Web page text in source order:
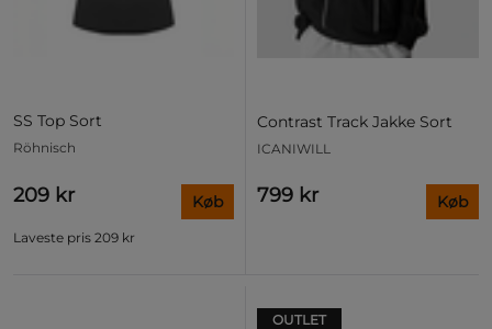
SS Top Sort
Röhnisch
209 kr
Laveste pris 209 kr
Køb
Contrast Track Jakke Sort
ICANIWILL
799 kr Køb
OUTLET